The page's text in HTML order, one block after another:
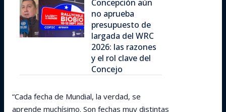
Concepción aún
no aprueba
presupuesto de
largada del WRC
2026: las razones
y el rol clave del
Concejo
“Cada fecha de Mundial, la verdad, se
aprende muchísimo. Son fechas muy distintas